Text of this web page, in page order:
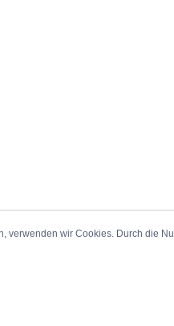
verwenden wir Cookies. Durch die